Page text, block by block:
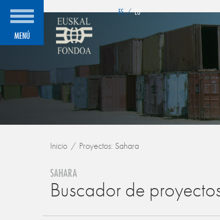
MENÚ
ES / EU
Inicio Proyectos: Sahara
SAHARA
Buscador de